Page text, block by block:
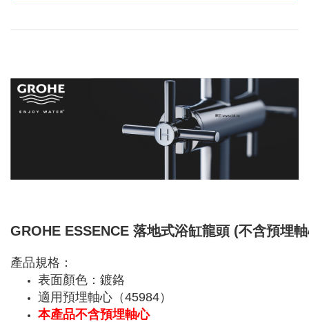
GROHE ESSENCE 落地式浴缸龍頭 (不含預埋
產品規格：
表面顏色：鍍鉻
適用預埋軸心（45984）
本產品不含預埋軸心